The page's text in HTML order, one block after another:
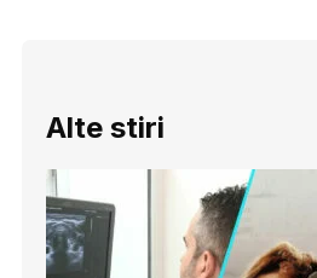
Alte stiri